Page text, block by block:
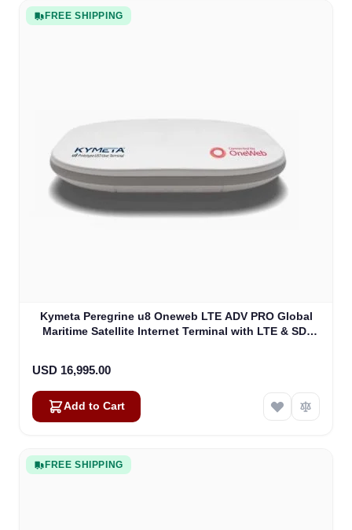
FREE SHIPPING
Kymeta Peregrine u8 Oneweb LTE ADV PRO Global
Maritime Satellite Internet Terminal with LTE & SD-
USD 16,995.00
Add to Cart
FREE SHIPPING